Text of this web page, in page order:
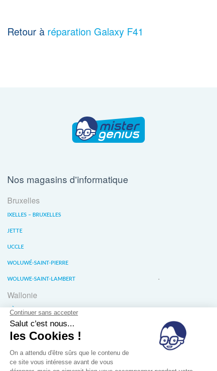
Retour à réparation Galaxy F41
Nos magasins d'informatique
Bruxelles
IXELLES – BRUXELLES
JETTE
UCCLE
WOLUWÉ-SAINT-PIERRE
WOLUWE-SAINT-LAMBERT
Wallonie
LIÈGE
WATERLOO
WAVRE